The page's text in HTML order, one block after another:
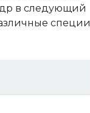
в следующий
специи